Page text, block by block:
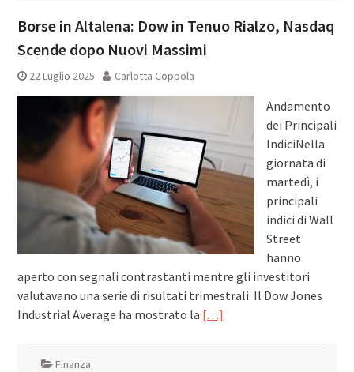
Borse in Altalena: Dow in Tenuo Rialzo, Nasdaq
Scende dopo Nuovi Massimi
22 Luglio 2025 Carlotta Coppola
Andamento
dei Principali
IndiciNella
giornata di
martedì, i
principali
indici di Wall
Street
hanno
aperto con segnali contrastanti mentre gli investitori
valutavano una serie di risultati trimestrali. Il Dow Jones
Industrial Average ha mostrato la […]
Finanza